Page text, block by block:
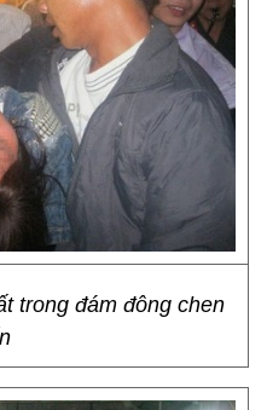
trong đám đông chen